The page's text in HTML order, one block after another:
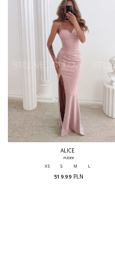
ALICE
PUDER
XS S M L
519.99 PLN